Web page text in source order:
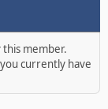
this member.
currently have